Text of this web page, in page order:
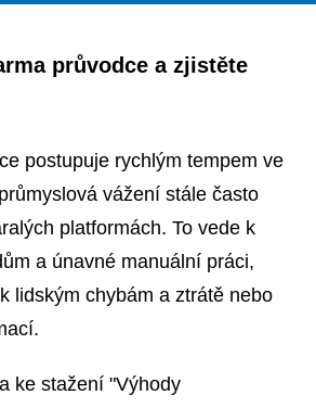
průvodce a zjistěte
postupuje rychlým tempem ve
vážení stále často
platformách. To vede k
a únavné manuální práci,
lidským chybám a ztrátě nebo
ke stažení "Výhody